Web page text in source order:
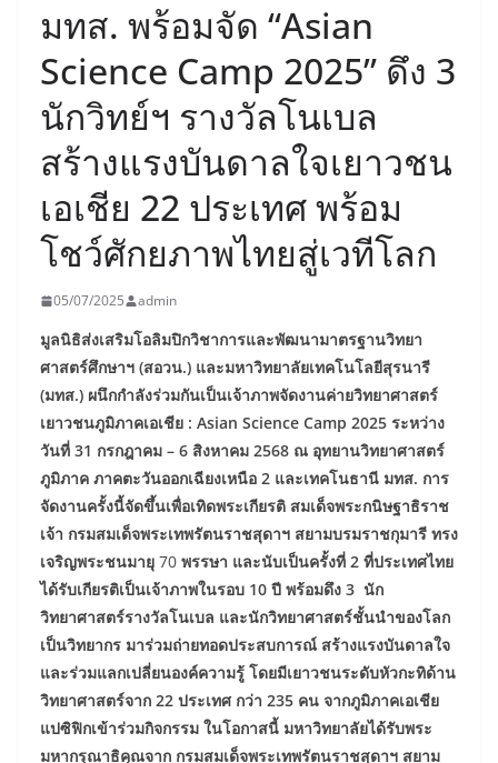
มทส. พร้อมจัด “Asian
Science Camp 2025” ดึง 3
นักวิทย์ฯ รางวัลโนเบล
สร้างแรงบันดาลใจเยาวชน
เอเชีย 22 ประเทศ พร้อม
โชว์ศักยภาพไทยสู่เวทีโลก
05/07/2025 admin
มูลนิธิส่งเสริมโอลิมปิกวิชาการและพัฒนามาตรฐานวิทยา
ศาสตร์ศึกษาฯ (สอวน.) และมหาวิทยาลัยเทคโนโลยีสุรนารี
(มทส.) ผนึกกำลังร่วมกันเป็นเจ้าภาพจัดงานค่ายวิทยาศาสตร์
เยาวชนภูมิภาคเอเชีย : Asian Science Camp 2025 ระหว่าง
วันที่ 31 กรกฎาคม – 6 สิงหาคม 2568 ณ อุทยานวิทยาศาสตร์
ภูมิภาค ภาคตะวันออกเฉียงเหนือ 2 และเทคโนธานี มทส. การ
จัดงานครั้งนี้จัดขึ้นเพื่อเทิดพระเกียรติ สมเด็จพระกนิษฐาธิราช
เจ้า กรมสมเด็จพระเทพรัตนราชสุดาฯ สยามบรมราชกุมารี ทรง
เจริญพระชนมายุ 70 พรรษา และนับเป็นครั้งที่ 2 ที่ประเทศไทย
ได้รับเกียรติเป็นเจ้าภาพในรอบ 10 ปี พร้อมดึง 3 นัก
วิทยาศาสตร์รางวัลโนเบล และนักวิทยาศาสตร์ชั้นนำของโลก
เป็นวิทยากร มาร่วมถ่ายทอดประสบการณ์ สร้างแรงบันดาลใจ
และร่วมแลกเปลี่ยนองค์ความรู้ โดยมีเยาวชนระดับหัวกะทิด้าน
วิทยาศาสตร์จาก 22 ประเทศ กว่า 235 คน จากภูมิภาคเอเชีย
แปซิฟิกเข้าร่วมกิจกรรม ในโอกาสนี้ มหาวิทยาลัยได้รับพระ
มหากรุณาธิคุณจาก กรมสมเด็จพระเทพรัตนราชสุดาฯ สยาม